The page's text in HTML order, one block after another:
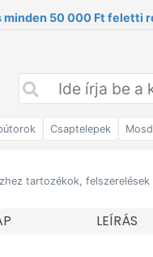
minden 50 000 Ft feletti
Csaptelepek
tartozékok, felszerelések
LEÍRÁS